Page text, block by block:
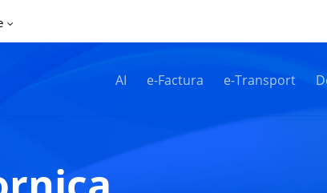
AI e-Factura e-Transport